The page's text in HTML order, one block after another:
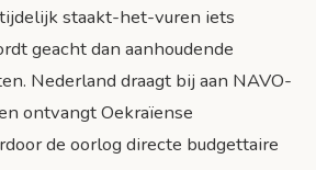
staakt-het-vuren iets
geacht dan aanhoudende
Nederland draagt bij aan NAVO-
ontvangt Oekraïense
de oorlog directe budgettaire